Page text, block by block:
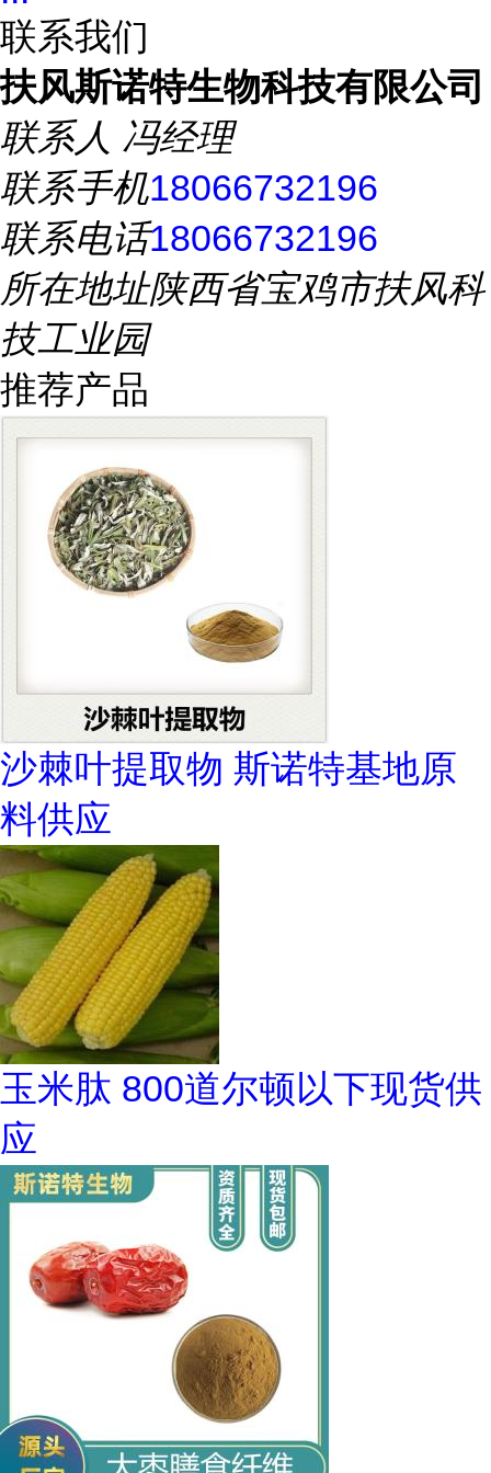
联系我们
扶风斯诺特生物科技有限公司
联系人 冯经理
联系手机18066732196
联系电话18066732196
所在地址陕西省宝鸡市扶风科
技工业园
推荐产品
沙棘叶提取物 斯诺特基地原
料供应
玉米肽 800道尔顿以下现货供
应